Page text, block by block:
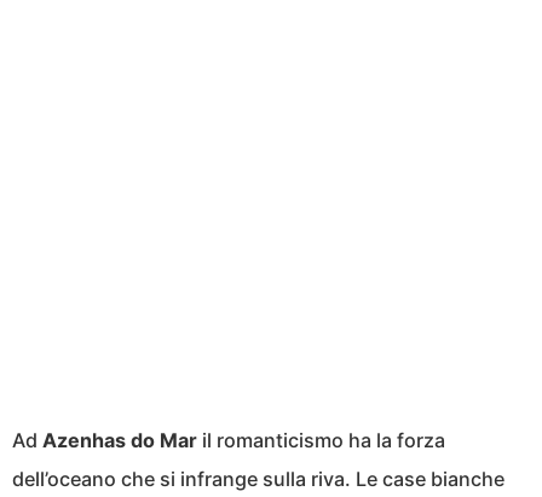
Ad Azenhas do Mar il romanticismo ha la forza
dell’oceano che si infrange sulla riva. Le case bianche